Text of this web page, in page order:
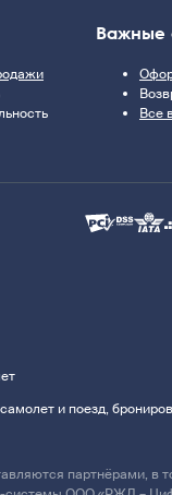
Важные
Все
и поезд,
партнёрами, в